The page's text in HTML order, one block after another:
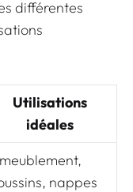
différentes
Utilisations
idéales
nappes